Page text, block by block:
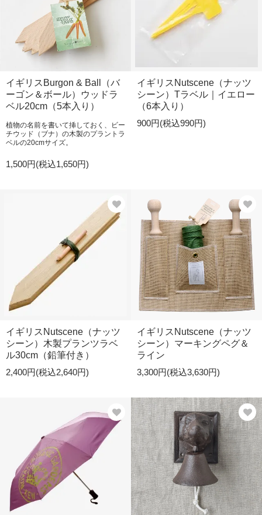
イギリスBurgon & Ball（バ
ーゴン＆ボール）ウッドラ
ベル20cm（5本入り）
植物の名前を書いて挿しておく、ビー
チウッド（ブナ）の木製のプラントラ
ベルの20cmサイズ。
1,500円(税込1,650円)
イギリスNutscene（ナッツ
シーン）Tラベル｜イエロー
（6本入り）
900円(税込990円)
イギリスNutscene（ナッツ
シーン）木製プランツラベ
ル30cm（鉛筆付き）
2,400円(税込2,640円)
イギリスNutscene（ナッツ
シーン）マーキングペグ＆
ライン
3,300円(税込3,630円)